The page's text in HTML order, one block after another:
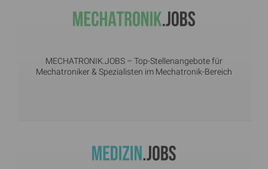
MECHATRONIK.JOBS – Top-Stellenangebote für
Mechatroniker & Spezialisten im Mechatronik-Bereich